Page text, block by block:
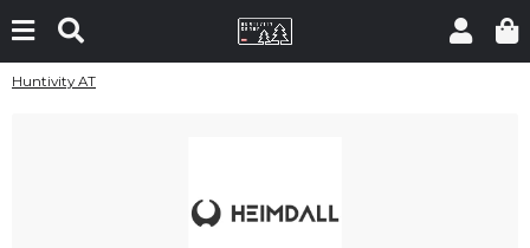
Huntivity AT